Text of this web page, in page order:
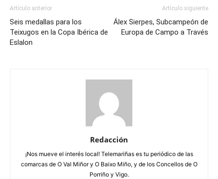
Artículo anterior
Seis medallas para los
Teixugos en la Copa Ibérica de
Eslalon
Artículo siguiente
Álex Sierpes, Subcampeón de
Europa de Campo a Través
Redacción
¡Nos mueve el interés local! Telemariñas es tu periódico de las
comarcas de O Val Miñor y O Baixo Miño, y de los Concellos de O
Porriño y Vigo.